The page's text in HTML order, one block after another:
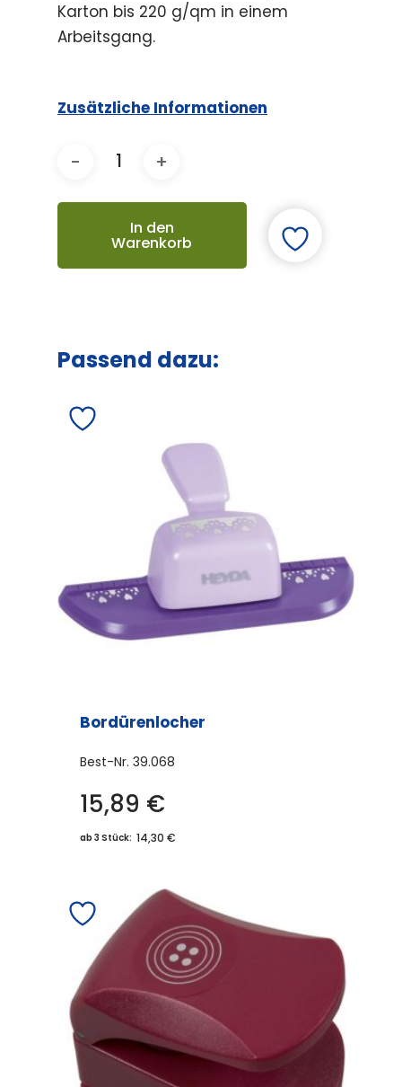
Karton bis 220 g/qm in einem
Arbeitsgang.
Zusätzliche Informationen
In den
Warenkorb
Passend dazu:
Bordürenlocher
Best-Nr. 39.068
15,89 €
ab 3 Stück: 14,30 €
Varianten
auf.
Die
Optionen
können
auf
der